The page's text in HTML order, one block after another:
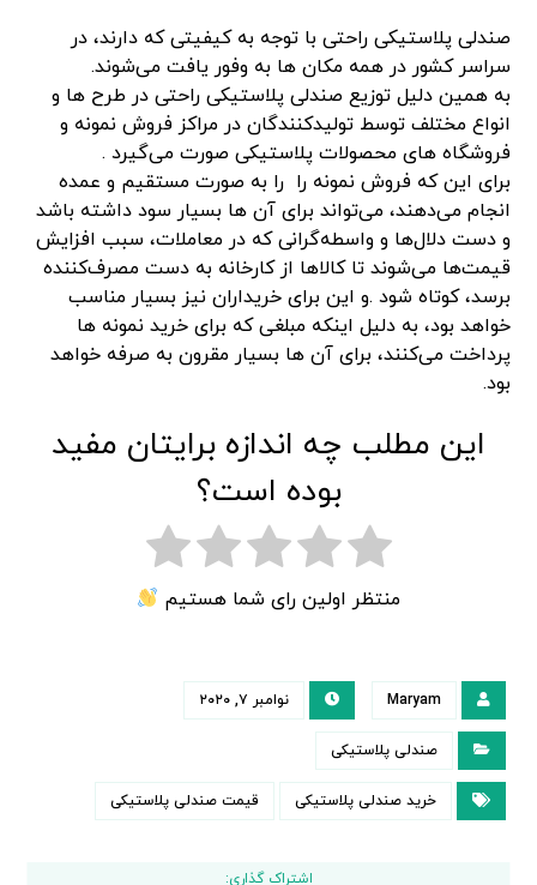
صندلی پلاستیکی راحتی با توجه به کیفیتی که دارند، در
سراسر کشور در همه مکان ها به وفور یافت می‌شوند.
به همین دلیل توزیع صندلی پلاستیکی راحتی در طرح ها و
انواع مختلف توسط تولیدکنندگان در مراکز فروش نمونه و
فروشگاه های محصولات پلاستیکی صورت می‌گیرد .
برای این که فروش نمونه را را به صورت مستقیم و عمده
انجام می‌دهند، می‌تواند برای آن ها بسیار سود داشته باشد
و دست دلال‌ها و واسطه‌گرانی که در معاملات، سبب افزایش
قیمت‌ها می‌شوند تا کالاها از کارخانه به دست مصرف‌کننده
برسد، کوتاه شود .و این برای خریداران نیز بسیار مناسب
خواهد بود، به دلیل اینکه مبلغی که برای خرید نمونه ها
پرداخت می‌کنند، برای آن ها بسیار مقرون به صرفه خواهد
بود.
این مطلب چه اندازه برایتان مفید
بوده است؟
منتظر اولین رای شما هستیم
Maryam نوامبر ۷, ۲۰۲۰
صندلی پلاستیکی
خرید صندلی پلاستیکی قیمت صندلی پلاستیکی